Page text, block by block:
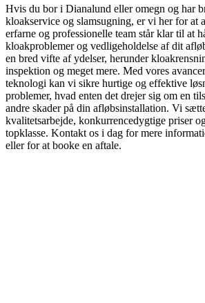
Hvis du bor i Dianalund eller omegn og har
kloakservice og slamsugning, er vi her for at
erfarne og professionelle team står klar til at
kloakproblemer og vedligeholdelse af dit
en bred vifte af ydelser, herunder
inspektion og meget mere. Med vores
teknologi kan vi sikre hurtige og effektive
problemer, hvad enten det drejer sig om en
andre skader på din afløbsinstallation. Vi
kvalitetsarbejde, konkurrencedygtige priser
topklasse. Kontakt os i dag for mere
eller for at booke en aftale.